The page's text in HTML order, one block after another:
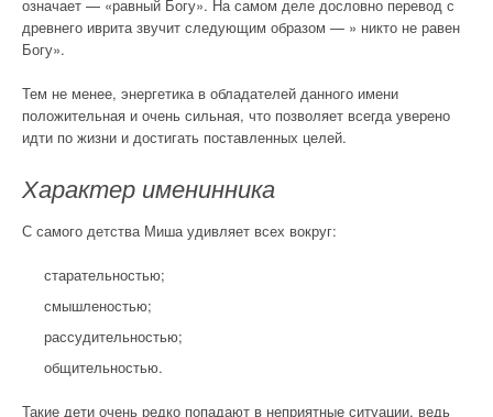
означает — «равный Богу». На самом деле дословно перевод с
древнего иврита звучит следующим образом — » никто не равен
Богу».
Тем не менее, энергетика в обладателей данного имени
положительная и очень сильная, что позволяет всегда уверено
идти по жизни и достигать поставленных целей.
Характер именинника
С самого детства Миша удивляет всех вокруг:
старательностью;
смышленостью;
рассудительностью;
общительностью.
Такие дети очень редко попадают в неприятные ситуации, ведь